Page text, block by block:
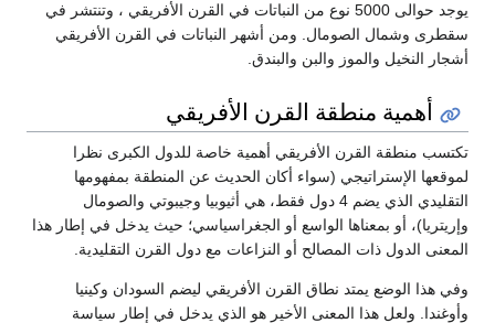
يوجد حوالى 5000 نوع من النباتات في القرن الأفريقي ، وتنتشر في
سقطرى وشمال الصومال. ومن أشهر النباتات في القرن الأفريقي
أشجار النخيل والموز والبن والبندق.
أهمية منطقة القرن الأفريقي
تكتسب منطقة القرن الأفريقي أهمية خاصة للدول الكبرى نظرا
لموقعها الإستراتيجي (سواء أكان الحديث عن المنطقة بمفهومها
التقليدي الذي يضم 4 دول فقط، هي أثيوبيا وجيبوتي والصومال
وإريتريا)، أو بمعناها الواسع أو الجغراسياسي؛ حيث يدخل في إطار هذا
المعنى الدول ذات المصالح أو النزاعات مع دول القرن التقليدية.
وفي هذا الوضع يمتد نطاق القرن الأفريقي ليضم السودان وكينيا
وأوغندا. ولعل هذا المعنى الأخير هو الذي يدخل في إطار سياسة